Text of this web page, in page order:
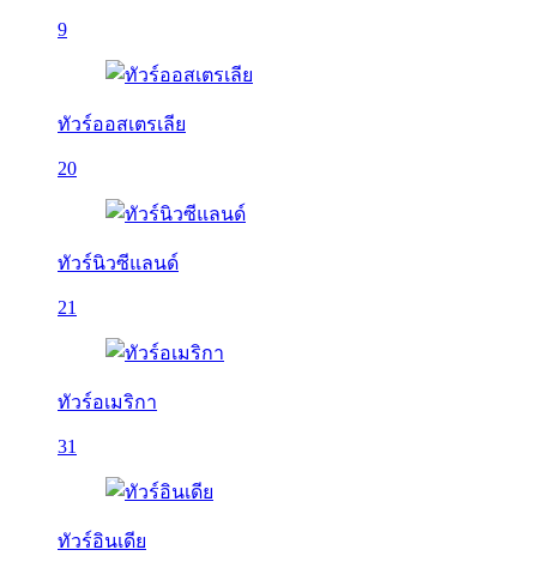
9
ทัวร์ออสเตรเลีย
20
ทัวร์นิวซีแลนด์
21
ทัวร์อเมริกา
31
ทัวร์อินเดีย